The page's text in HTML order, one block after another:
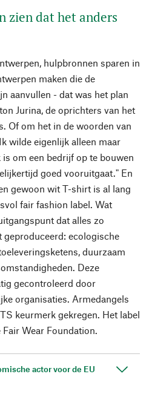
zien dat het anders
hulpbronnen sparen in
maken die de
aanvullen - dat was het plan
Jurina, de oprichters van het
Of om het in de woorden van
wilde eigenlijk alleen maar
om een bedrijf op te bouwen
goed vooruitgaat." En
gewoon wit T-shirt is al lang
fair fashion label. Wat
dat alles zo
ecologische
duurzaam
Deze
gecontroleerd door
organisaties. Armedangels
keurmerk gekregen. Het label
Wear Foundation.
actor voor de EU